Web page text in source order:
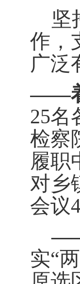
坚
作，
广泛
——
25名
检察
履职
对乡
会议
实“